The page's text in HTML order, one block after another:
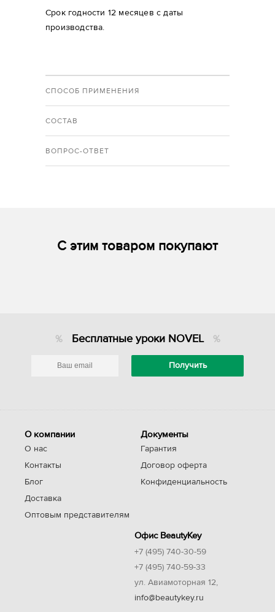
Срок годности 12 месяцев с даты
производства.
СПОСОБ ПРИМЕНЕНИЯ
СОСТАВ
ВОПРОС-ОТВЕТ
С этим товаром покупают
Бесплатные уроки NOVEL
О компании
О нас
Контакты
Блог
Доставка
Оптовым представителям
Документы
Гарантия
Договор оферта
Конфиденциальность
Офис BeautyKey
+7 (495) 740-30-59
+7 (495) 740-59-33
ул. Авиамоторная 12,
info@beautykey.ru